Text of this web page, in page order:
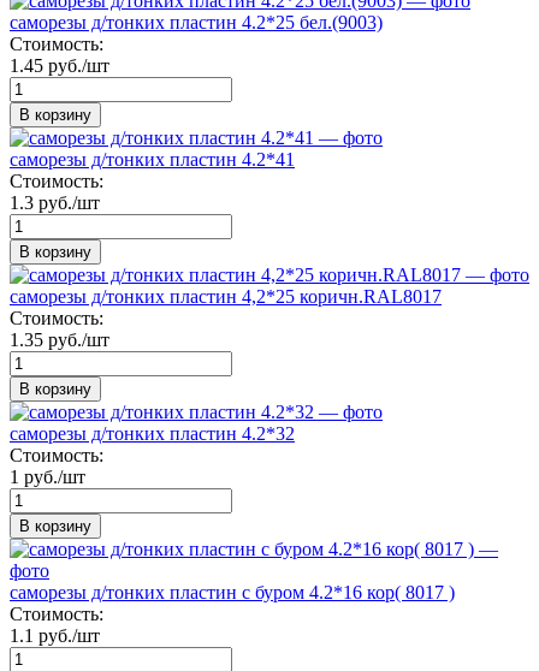
саморезы д/тонких пластин 4.2*25 бел.(9003)
Стоимость:
1.45 руб./шт
В корзину
саморезы д/тонких пластин 4.2*41
Стоимость:
1.3 руб./шт
В корзину
саморезы д/тонких пластин 4,2*25 коричн.RAL8017
Стоимость:
1.35 руб./шт
В корзину
саморезы д/тонких пластин 4.2*32
Стоимость:
1 руб./шт
В корзину
саморезы д/тонких пластин с буром 4.2*16 кор( 8017 )
Стоимость:
1.1 руб./шт